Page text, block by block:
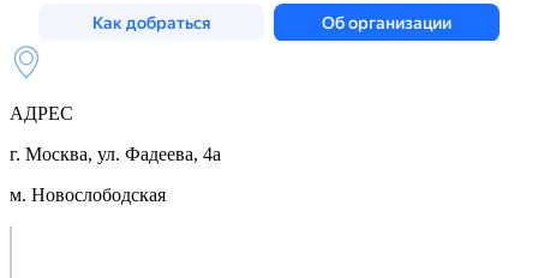
АДРЕС
г. Москва, ул. Фадеева, 4а
м. Новослободская